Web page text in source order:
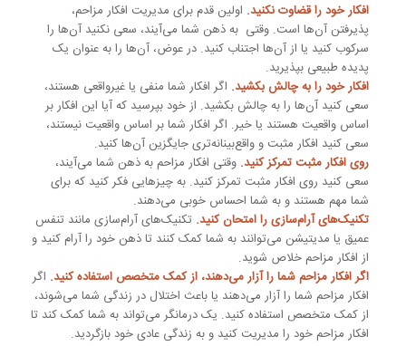
افکار خود را قضاوت نکنید. اولین قدم برای مدیریت افکار مزاحم،
پذیرفتن آن‌ها است. وقتی به ذهن شما می‌آیند، سعی نکنید آن‌ها را
سرکوب کنید یا از آن‌ها اجتناب کنید. در عوض، آن‌ها را به عنوان یک
پدیده طبیعی بپذیرید.
افکار خود را به چالش بکشید. اگر افکار شما منفی یا غیرواقعی هستند،
سعی کنید آن‌ها را به چالش بکشید. از خود بپرسید که آیا این افکار بر
اساس واقعیت هستند یا خیر. اگر افکار شما بر اساس واقعیت نیستند،
سعی کنید افکار مثبت و واقع‌بینانه‌تری جایگزین آن‌ها کنید.
روی افکار مثبت تمرکز کنید. وقتی افکار مزاحم به ذهن شما می‌آیند،
سعی کنید روی افکار مثبت تمرکز کنید. به چیزهایی فکر کنید که برای
شما مهم هستند و به شما احساس خوبی می‌دهند.
تکنیک‌های آرام‌سازی را امتحان کنید. تکنیک‌های آرام‌سازی مانند تنفس
عمیق یا مدیتیشن می‌توانند به شما کمک کنند تا ذهن خود را آرام کنید و
از افکار مزاحم خلاص شوید.
اگر افکار مزاحم شما را آزار می‌دهند، از کمک متخصص استفاده کنید. اگر
افکار مزاحم شما را آزار می‌دهند یا باعث اختلال در زندگی شما می‌شوند،
از کمک متخصص استفاده کنید. یک درمانگر می‌تواند به شما کمک کند تا
افکار مزاحم خود را مدیریت کنید و به زندگی عادی خود بازگردید.